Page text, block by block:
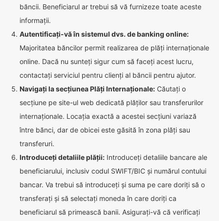
băncii. Beneficiarul ar trebui să vă furnizeze toate aceste
informații.
Autentificați-vă în sistemul dvs. de banking online:
Majoritatea băncilor permit realizarea de plăți internaționale
online. Dacă nu sunteți sigur cum să faceți acest lucru,
contactați serviciul pentru clienți al băncii pentru ajutor.
Navigați la secțiunea Plăți Internaționale: Căutați o
secțiune pe site-ul web dedicată plăților sau transferurilor
internaționale. Locația exactă a acestei secțiuni variază
între bănci, dar de obicei este găsită în zona plăți sau
transferuri.
Introduceți detaliile plății: Introduceți detaliile bancare ale
beneficiarului, inclusiv codul SWIFT/BIC și numărul contului
bancar. Va trebui să introduceți și suma pe care doriți să o
transferați și să selectați moneda în care doriți ca
beneficiarul să primească banii. Asigurați-vă că verificați